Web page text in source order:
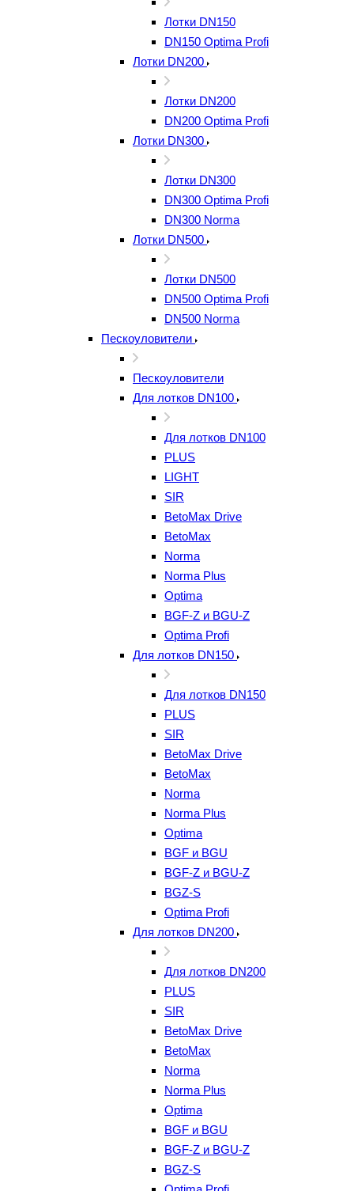
Лотки DN150
DN150 Optima Profi
Лотки DN200
Лотки DN200
DN200 Optima Profi
Лотки DN300
Лотки DN300
DN300 Optima Profi
DN300 Norma
Лотки DN500
Лотки DN500
DN500 Optima Profi
DN500 Norma
Пескоуловители
Пескоуловители
Для лотков DN100
Для лотков DN100
PLUS
LIGHT
SIR
BetoMax Drive
BetoMax
Norma
Norma Plus
Optima
BGF-Z и BGU-Z
Optima Profi
Для лотков DN150
Для лотков DN150
PLUS
SIR
BetoMax Drive
BetoMax
Norma
Norma Plus
Optima
BGF и BGU
BGF-Z и BGU-Z
BGZ-S
Optima Profi
Для лотков DN200
Для лотков DN200
PLUS
SIR
BetoMax Drive
BetoMax
Norma
Norma Plus
Optima
BGF и BGU
BGF-Z и BGU-Z
BGZ-S